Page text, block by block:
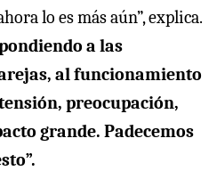
lo es más aún”, explica.
a las
al funcionamiento
preocupación,
grande. Padecemos